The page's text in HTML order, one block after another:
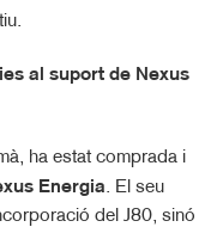
al suport de Nexus
ha estat comprada i
Energia. El seu
del J80, sinó